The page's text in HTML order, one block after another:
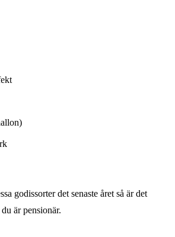
godissorter det senaste året så är det
är pensionär.